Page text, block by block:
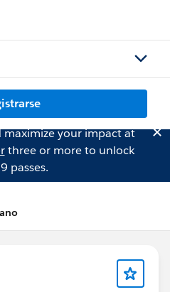
your impact at
three or more to unlock
passes.